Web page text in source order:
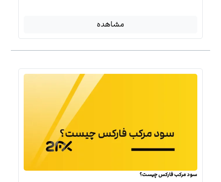
مشاهده
سود مرکب فارکس چیست؟